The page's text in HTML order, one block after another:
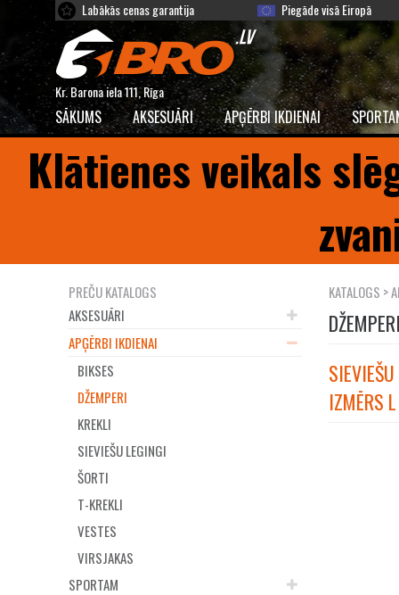
Labākās cenas garantija Piegāde visā Eiropā
Kr. Barona iela 111, Rīga
SĀKUMS AKSESUĀRI APĢĒRBI IKDIENAI
Klātienes veikals
PREČU KATALOGS
AKSESUĀRI
APĢĒRBI IKDIENAI
BIKSES
DŽEMPERI
KREKLI
SIEVIEŠU LEGINGI
ŠORTI
T-KREKLI
VESTES
VIRSJAKAS
SPORTAM
KATALOGS >
IZMĒRS L